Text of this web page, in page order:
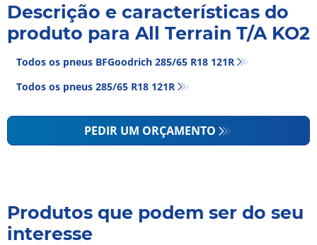
Descrição e características do
produto para All Terrain T/A KO2
Todos os pneus BFGoodrich 285/65 R18 121R
Todos os pneus‎ 285/65 R18 121R
PEDIR UM ORÇAMENTO
Produtos que podem ser do seu
interesse